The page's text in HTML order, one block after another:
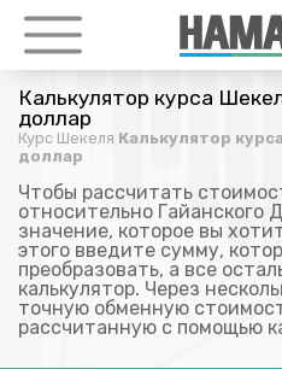
Калькулятор курса
доллар
Курс Шекеля Калькулятор
доллар
Чтобы рассчитать
относительно Гайанского
значение, которое вы
этого введите сумму,
преобразовать, а все
калькулятор. Через
точную обменную
рассчитанную с помощью